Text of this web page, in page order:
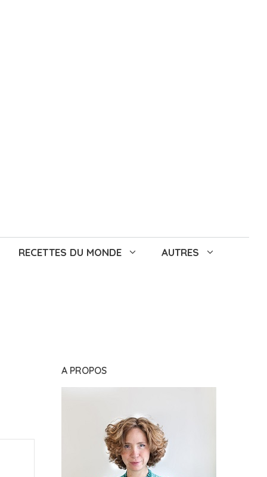
RECETTES DU MONDE AUTRES
A PROPOS